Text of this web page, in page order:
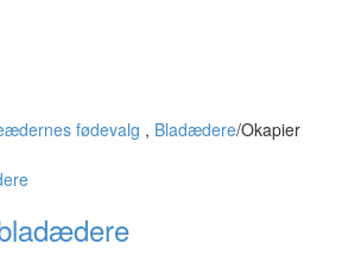
fødevalg , Bladædere/Okapier